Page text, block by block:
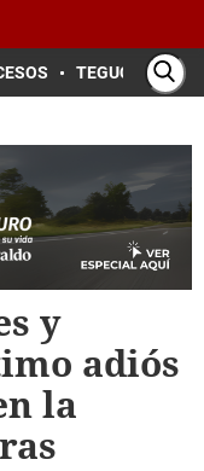
TEGUCIGALPA
y
adiós
la